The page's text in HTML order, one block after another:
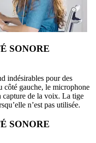
SONORE
indésirables pour des
côté gauche, le microphone
capture de la voix. La tige
n’est pas utilisée.
SONORE